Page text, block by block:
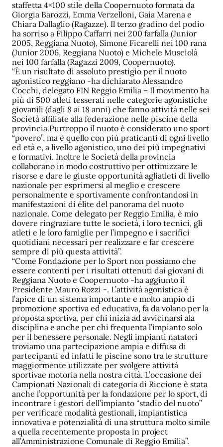
staffetta 4×100 stile della Coopernuoto formata da
Giorgia Barozzi, Emma Verzelloni, Gaia Marena e
Chiara Dallaglio (Ragazze). Il terzo gradino del podio
ha sorriso a Filippo Caffarri nei 200 farfalla (Junior
2005, Reggiana Nuoto), Simone Ficarelli nei 100 rana
(Junior 2006, Reggiana Nuoto) e Michele Musciolà
nei 100 farfalla (Ragazzi 2009, Coopernuoto).
“È un risultato di assoluto prestigio per il nuoto
agonistico reggiano -ha dichiarato Alessandro
Cocchi, delegato FIN Reggio Emilia – Il movimento ha
più di 500 atleti tesserati nelle categorie agonistiche
giovanili (dagli 8 ai 18 anni) che fanno attività nelle sei
Società affiliate alla federazione nelle piscine della
provincia.Purtroppo il nuoto è considerato uno sport
“povero”, ma è quello con più praticanti di ogni livello
ed età e, a livello agonistico, uno dei più impegnativi
e formativi. Inoltre le Società della provincia
collaborano in modo costruttivo per ottimizzare le
risorse e dare le giuste opportunità agliatleti di livello
nazionale per esprimersi al meglio e crescere
personalmente e sportivamente confrontandosi in
manifestazioni di élite del panorama del nuoto
nazionale. Come delegato per Reggio Emilia, è mio
dovere ringraziare tutte le società, i loro tecnici, gli
atleti e le loro famiglie per l’impegno e i sacrifici
quotidiani necessari per realizzare e far crescere
sempre di più questa attività”.
“Come Fondazione per lo Sport non possiamo che
essere contenti per i risultati ottenuti dai giovani di
Reggiana Nuoto e Coopernuoto -ha aggiunto il
Presidente Mauro Rozzi -. L’attività agonistica è
l’apice di un sistema importante e molto ampio di
promozione sportiva ed educativa, fa da volano per la
proposta sportiva, per chi inizia ad avvicinarsi ala
disciplina e anche per chi frequenta l’impianto solo
per il benessere personale. Negli impianti natatori
troviamo una partecipazione ampia e diffusa di
partecipanti ed infatti le piscine sono tra le strutture
maggiormente utilizzate per svolgere attività
sportivae motoria nella nostra città. L’occasione dei
Campionati Nazionali di categoria di Riccione è stata
anche l’opportunità per la fondazione per lo sport, di
incontrare i gestori dell’impianto “stadio del nuoto”
per verificare modalità gestionali, impiantistica
innovativa e potenzialità di una struttura molto simile
a quella recentemente proposta in project
all’Amministrazione Comunale di Reggio Emilia”.